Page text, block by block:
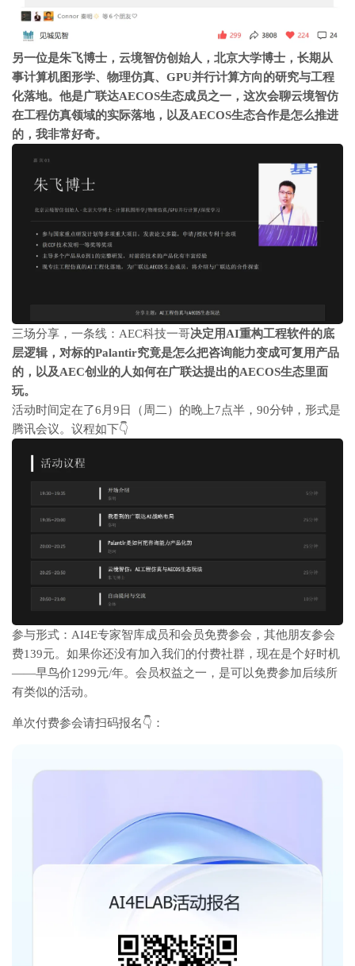
另一位是朱飞博士，云境智仿创始人，北京大学博士，长期从
事计算机图形学、物理仿真、GPU并行计算方向的研究与工程
化落地。他是广联达AECOS生态成员之一，这次会聊云境智仿
在工程仿真领域的实际落地，以及AECOS生态合作是怎么推进
的，我非常好奇。
三场分享，一条线 ：AEC科技一哥决定用AI重构工程软件的底
层逻辑，对标的Palantir究竟是怎么把咨询能力变成可复用产品
的，以及AEC创业的人如何在广联达提出的AECOS生态里面
玩。
活动时间定在了6月9日（ 周二 ）的晚上7点半，90分钟，形式是
腾讯会议。议程如下👇
参与形式： AI4E专家智库成员和会员免费参会，其他朋友参会
费139元。如果你还没有加入我们的付费社群，现在是个好时机
——早鸟价1299元/年。会员权益之一，是可以免费参加后续所
有类似的活动。
单次付费参会请扫码报名👇 ：